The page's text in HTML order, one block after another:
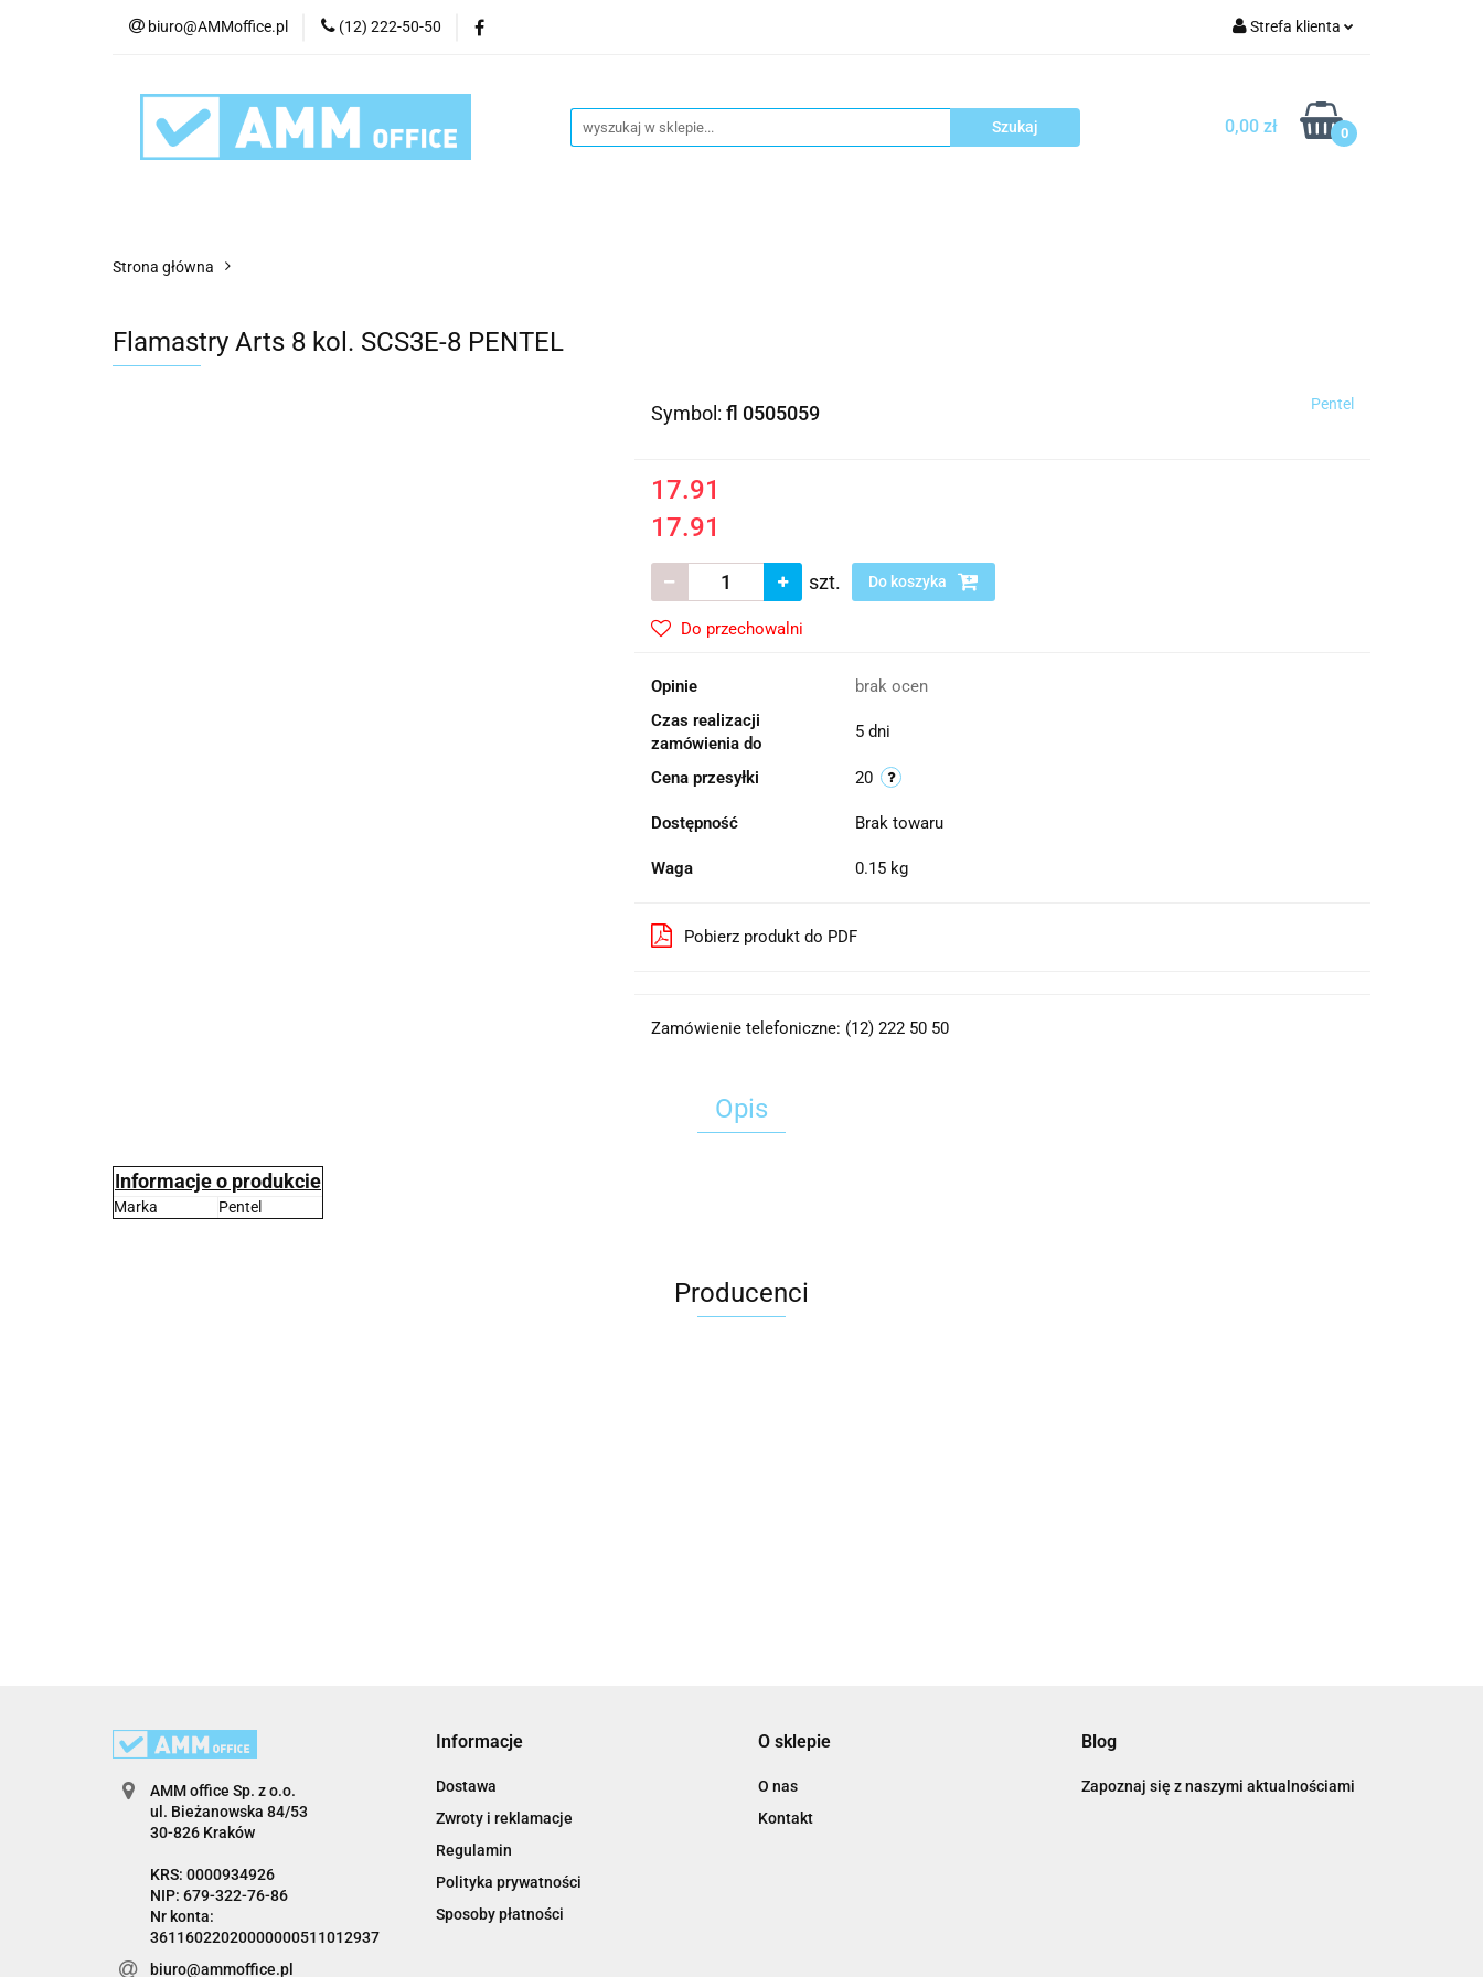
biuro@AMMoffice.pl (12) 222-50-50 Strefa klienta
Zarejestruj się
Dodaj zgłoszenie
0,00 zł 0
Kategorie Artykuły biurowe
Urządzenia i eksploatacja Blog Kontakt
Strona główna
Flamastry Arts 8 kol. SCS3E-8 PENTEL
Symbol: fl 0505059 Pentel
17.91
17.91
szt. Do koszyka
Do przechowalni
Opinie
brak ocen
Czas realizacji
zamówienia do
5 dni
Cena przesyłki 20
Dostępność Brak towaru
Waga 0.15 kg
Pobierz produkt do PDF
Zamówienie telefoniczne: (12) 222 50 50
Opis
Informacje o produkcie
Marka Pentel
Producenci
AMM office Sp. z o.o.
ul. Bieżanowska 84/53
30-826 Kraków
KRS: 0000934926
NIP: 679-322-76-86
Nr konta:
36116022020000000511012937
biuro@ammoffice.pl
Informacje
Dostawa
Zwroty i reklamacje
Regulamin
Polityka prywatności
Sposoby płatności
O sklepie
O nas
Kontakt
Blog
Zapoznaj się z naszymi aktualnościami